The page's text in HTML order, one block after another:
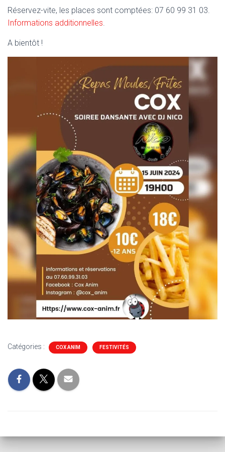
Réservez-vite, les places sont comptées: 07 60 99 31 03.
Informations additionnelles.
A bientôt !
Catégories : COX ANIM FESTIVITÉS